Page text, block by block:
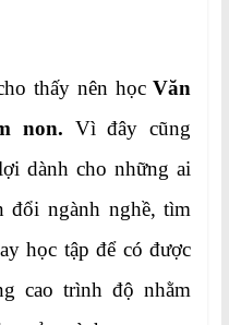
thấy nên họcVăn
non. Vì đây cũng
dành cho những ai
đổi ngành nghề, tìm
học tập để có được
cao trình độ nhằm